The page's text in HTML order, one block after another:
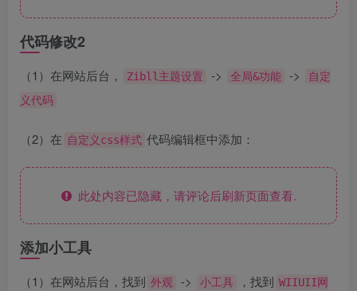
代码修改2
（1）在网站后台， Zibll主题设置 -> 全局&功能 ->
自定
义代码
（2）在 自定义css样式 代码编辑框中添加：
此处内容已隐藏，请评论后刷新页面查看.
添加小工具
（1）在网站后台，找到 外观 -> 小工具 ，找到 WIIUII网